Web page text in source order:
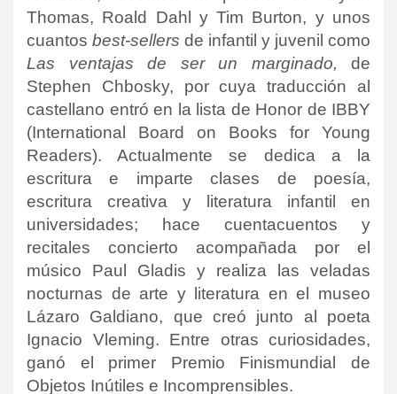
Thomas, Roald Dahl y Tim Burton, y unos
cuantos best-sellers de infantil y juvenil como
Las ventajas de ser un marginado, de
Stephen Chbosky, por cuya traducción al
castellano entró en la lista de Honor de IBBY
(International Board on Books for Young
Readers). Actualmente se dedica a la
escritura e imparte clases de poesía,
escritura creativa y literatura infantil en
universidades; hace cuentacuentos y
recitales concierto acompañada por el
músico Paul Gladis y realiza las veladas
nocturnas de arte y literatura en el museo
Lázaro Galdiano, que creó junto al poeta
Ignacio Vleming. Entre otras curiosidades,
ganó el primer Premio Finismundial de
Objetos Inútiles e Incomprensibles.